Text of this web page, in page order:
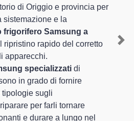
di Origgio e provincia per
sistemazione e la
frigorifero Samsung a
ripristino rapido del corretto
apparecchi.
specializzati di
in grado di fornire
tipologie sugli
per farli tornare
e durare a lungo nel